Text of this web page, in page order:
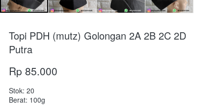
Topi PDH (mutz) Golongan 2A 2B 2C 2D
Putra
Rp 85.000
Stok: 20
Berat: 100g